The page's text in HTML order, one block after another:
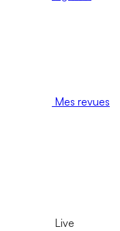
Mes revues
Live